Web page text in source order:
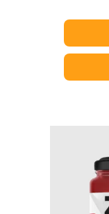
هو:
109 EGP.